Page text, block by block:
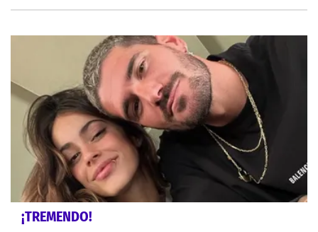
¡TREMENDO!